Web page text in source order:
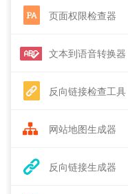
页面权限检查器
文本到语音转换器
反向链接检查工具
网站地图生成器
反向链接生成器